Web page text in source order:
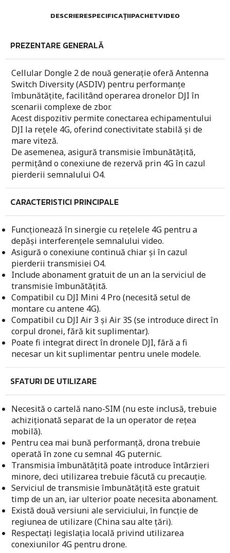
DESCRIERESPECIFICAȚIIPACHETVIDEO
PREZENTARE GENERALĂ
Cellular Dongle 2 de nouă generație oferă Antenna
Switch Diversity (ASDIV) pentru performanțe
îmbunătățite, facilitând operarea dronelor DJI în
scenarii complexe de zbor.
Acest dispozitiv permite conectarea echipamentului
DJI la rețele 4G, oferind conectivitate stabilă și de
mare viteză.
De asemenea, asigură transmisie îmbunătățită,
permițând o conexiune de rezervă prin 4G în cazul
pierderii semnalului O4.
CARACTERISTICI PRINCIPALE
Funcționează în sinergie cu rețelele 4G pentru a
depăși interferențele semnalului video.
Asigură o conexiune continuă chiar și în cazul
pierderii transmisiei O4.
Include abonament gratuit de un an la serviciul de
transmisie îmbunătățită.
Compatibil cu DJI Mini 4 Pro (necesită setul de
montare cu antene 4G).
Compatibil cu DJI Air 3 și Air 3S (se introduce direct în
corpul dronei, fără kit suplimentar).
Poate fi integrat direct în dronele DJI, fără a fi
necesar un kit suplimentar pentru unele modele.
SFATURI DE UTILIZARE
Necesită o cartelă nano-SIM (nu este inclusă, trebuie
achiziționată separat de la un operator de rețea
mobilă).
Pentru cea mai bună performanță, drona trebuie
operată în zone cu semnal 4G puternic.
Transmisia îmbunătățită poate introduce întârzieri
minore, deci utilizarea trebuie făcută cu precauție.
Serviciul de transmisie îmbunătățită este gratuit
timp de un an, iar ulterior poate necesita abonament.
Există două versiuni ale serviciului, în funcție de
regiunea de utilizare (China sau alte țări).
Respectați legislația locală privind utilizarea
conexiunilor 4G pentru drone.